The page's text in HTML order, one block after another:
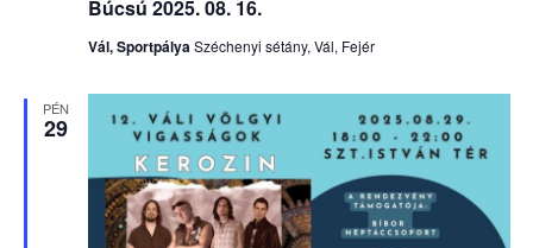
Búcsú 2025. 08. 16.
Vál, SportpályaSzéchenyi sétány, Vál, Fejér
PÉN
29